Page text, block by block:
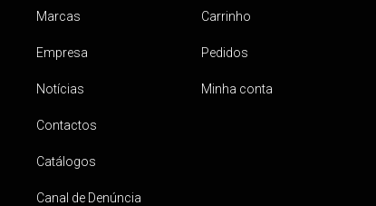
Marcas
Empresa
Notícias
Contactos
Catálogos
Canal de Denúncia
Carrinho
Pedidos
Minha conta